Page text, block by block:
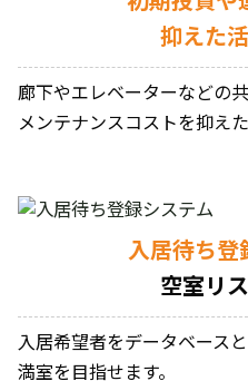
抑えた
廊下やエレベーターなどの
メンテナンスコストを抑えた
入居待ち登
空室リ
入居希望者をデータベース
満室を目指せます。